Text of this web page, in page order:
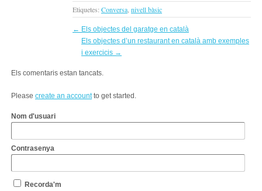
Etiquetes: Conversa nivell bàsic
← Els objectes del garatge en català
Els objectes d’un restaurant en català amb exemples
i exercicis →
Els comentaris estan tancats.
Please create an accountto get started.
Nom d'usuari
Contrasenya
Recorda'm